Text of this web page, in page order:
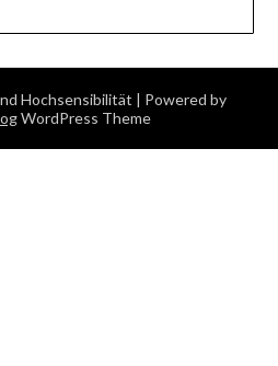
Hochsensibilität | Powered by
WordPress Theme